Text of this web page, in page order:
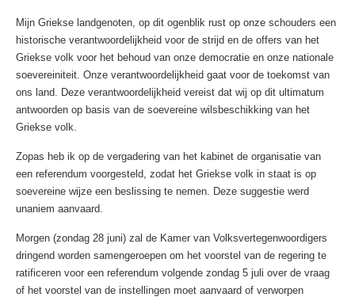
Mijn Griekse landgenoten, op dit ogenblik rust op onze schouders een
historische verantwoordelijkheid voor de strijd en de offers van het
Griekse volk voor het behoud van onze democratie en onze nationale
soevereiniteit. Onze verantwoordelijkheid gaat voor de toekomst van
ons land. Deze verantwoordelijkheid vereist dat wij op dit ultimatum
antwoorden op basis van de soevereine wilsbeschikking van het
Griekse volk.
Zopas heb ik op de vergadering van het kabinet de organisatie van
een referendum voorgesteld, zodat het Griekse volk in staat is op
soevereine wijze een beslissing te nemen. Deze suggestie werd
unaniem aanvaard.
Morgen (zondag 28 juni) zal de Kamer van Volksvertegenwoordigers
dringend worden samengeroepen om het voorstel van de regering te
ratificeren voor een referendum volgende zondag 5 juli over de vraag
of het voorstel van de instellingen moet aanvaard of verworpen